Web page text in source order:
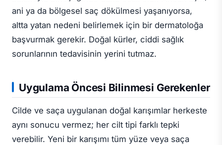
ani ya da bölgesel saç dökülmesi yaşanıyorsa,
altta yatan nedeni belirlemek için bir dermatoloğa
başvurmak gerekir. Doğal kürler, ciddi sağlık
sorunlarının tedavisinin yerini tutmaz.
Uygulama Öncesi Bilinmesi Gerekenler
Cilde ve saça uygulanan doğal karışımlar herkeste
aynı sonucu vermez; her cilt tipi farklı tepki
verebilir. Yeni bir karışımı tüm yüze veya saça